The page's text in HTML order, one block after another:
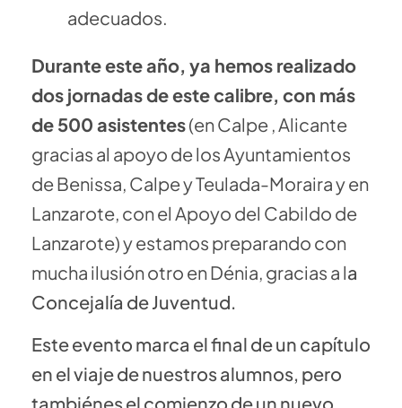
adecuados.
Durante este año, ya hemos realizado
dos jornadas de este calibre, con más
de 500 asistentes(en Calpe , Alicante
gracias al apoyo de los Ayuntamientos
de Benissa, Calpe y Teulada-Moraira y en
Lanzarote, con el Apoyo del Cabildo de
Lanzarote) y estamos preparando con
mucha ilusión otro en Dénia, gracias a la
Concejalía de Juventud.
Este evento marca el final de un capítulo
en el viaje de nuestros alumnos, pero
tambiénes el comienzo de un nuevo